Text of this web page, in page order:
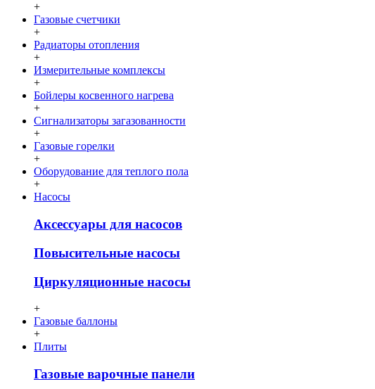
+
Газовые счетчики
+
Радиаторы отопления
+
Измерительные комплексы
+
Бойлеры косвенного нагрева
+
Сигнализаторы загазованности
+
Газовые горелки
+
Оборудование для теплого пола
+
Насосы
Аксессуары для насосов
Повысительные насосы
Циркуляционные насосы
+
Газовые баллоны
+
Плиты
Газовые варочные панели